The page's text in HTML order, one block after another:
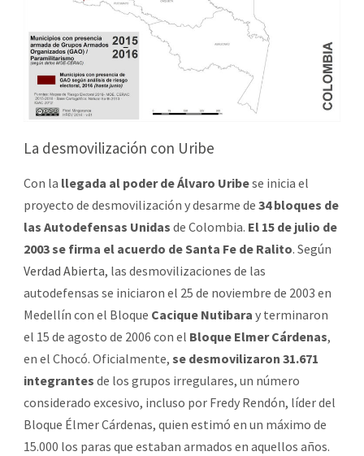
La desmovilización con Uribe
Con la llegada al poder de Álvaro Uribese inicia el
proyecto de desmovilización y desarme de 34 bloques de
las Autodefensas Unidas de Colombia. El 15 de julio de
2003 se firma el acuerdo de Santa Fe de Ralito. Según
Verdad Abierta, las desmovilizaciones de las
autodefensas se iniciaron el 25 de noviembre de 2003 en
Medellín con el Bloque Cacique Nutibara y terminaron
el 15 de agosto de 2006 con el Bloque Elmer Cárdenas,
en el Chocó. Oficialmente, se desmovilizaron 31.671
integrantes de los grupos irregulares, un número
considerado excesivo, incluso por Fredy Rendón, líder del
Bloque Élmer Cárdenas, quien estimó en un máximo de
15.000 los paras que estaban armados en aquellos años.